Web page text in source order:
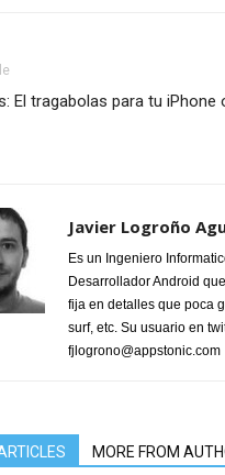
El tragabolas para tu iPhone
Javier Logroño
Es un Ingeniero
Desarrollador Android
fija en detalles que poca
surf, etc. Su usuario en
fjlogrono@appstonic.com
MORE FROM